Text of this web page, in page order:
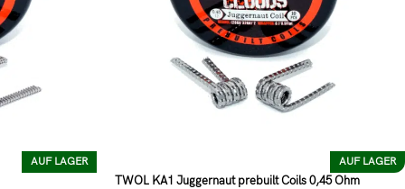
AUF LAGER AUF LAGER
TWOL KA1 Juggernaut prebuilt Coils 0,45 Ohm